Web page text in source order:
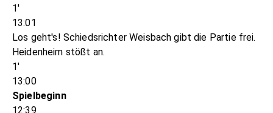
1'
13:01
Los geht's! Schiedsrichter Weisbach gibt die Partie frei.
Heidenheim stößt an.
1'
13:00
Spielbeginn
12:39